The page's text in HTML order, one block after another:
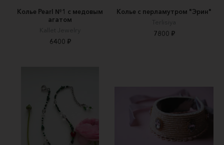
Колье Pearl №1 с медовым
агатом
Kallet Jewelry
6400 ₽
Колье с перламутром "Эрин"
Terlisiya
7800 ₽